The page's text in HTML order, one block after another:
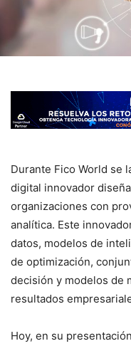
Durante Fico World se
digital innovador
organizaciones con
analítica. Este
datos, modelos de
de optimización,
decisión y modelos de
resultados
Hoy, en su